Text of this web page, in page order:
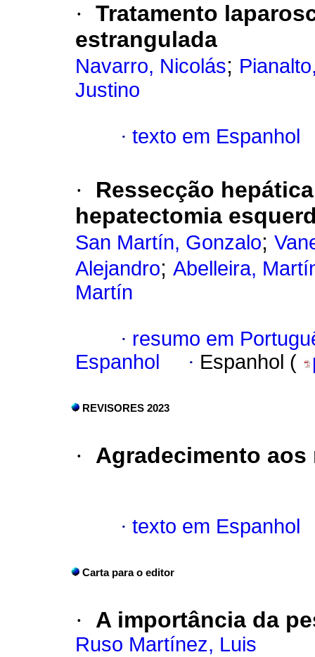
· Tratamento
estrangulada
Navarro, Nicolás;
Justino
· texto em Espanhol
·
Ressecção
hepatectomia
San Martín, Gonzalo;
Alejandro; Abelleira,
Martín
· resumo em
Espanhol
· Espanhol (
REVISORES 2023
· Agradecimento aos
· texto em Espanhol
Carta para o editor
· A importância da
Ruso Martínez, Luis